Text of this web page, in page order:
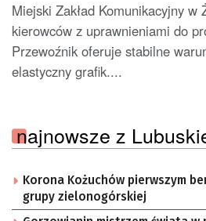
Miejski Zakład Komunikacyjny w
kierowców z uprawnieniami do
Przewoźnik oferuje stabilne
elastyczny grafik....
najnowsze z
Korona Kożuchów pierwszym
grupy zielonogórskiej